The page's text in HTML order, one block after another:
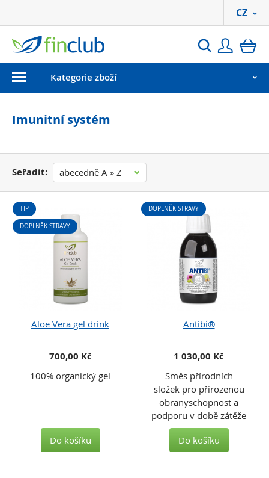
Hledat
CZ
MenuKategorie zboží
Imunitní systém
Seřadit: abecedně A » Z
Aloe Vera gel drink
TIP
DOPLNĚK STRAVY
700,00 Kč
100% organický gel
Do košíku
Antibi®
DOPLNĚK STRAVY
1 030,00 Kč
Směs přírodních
složek pro přirozenou
obranyschopnost a
podporu v době zátěže
Do košíku